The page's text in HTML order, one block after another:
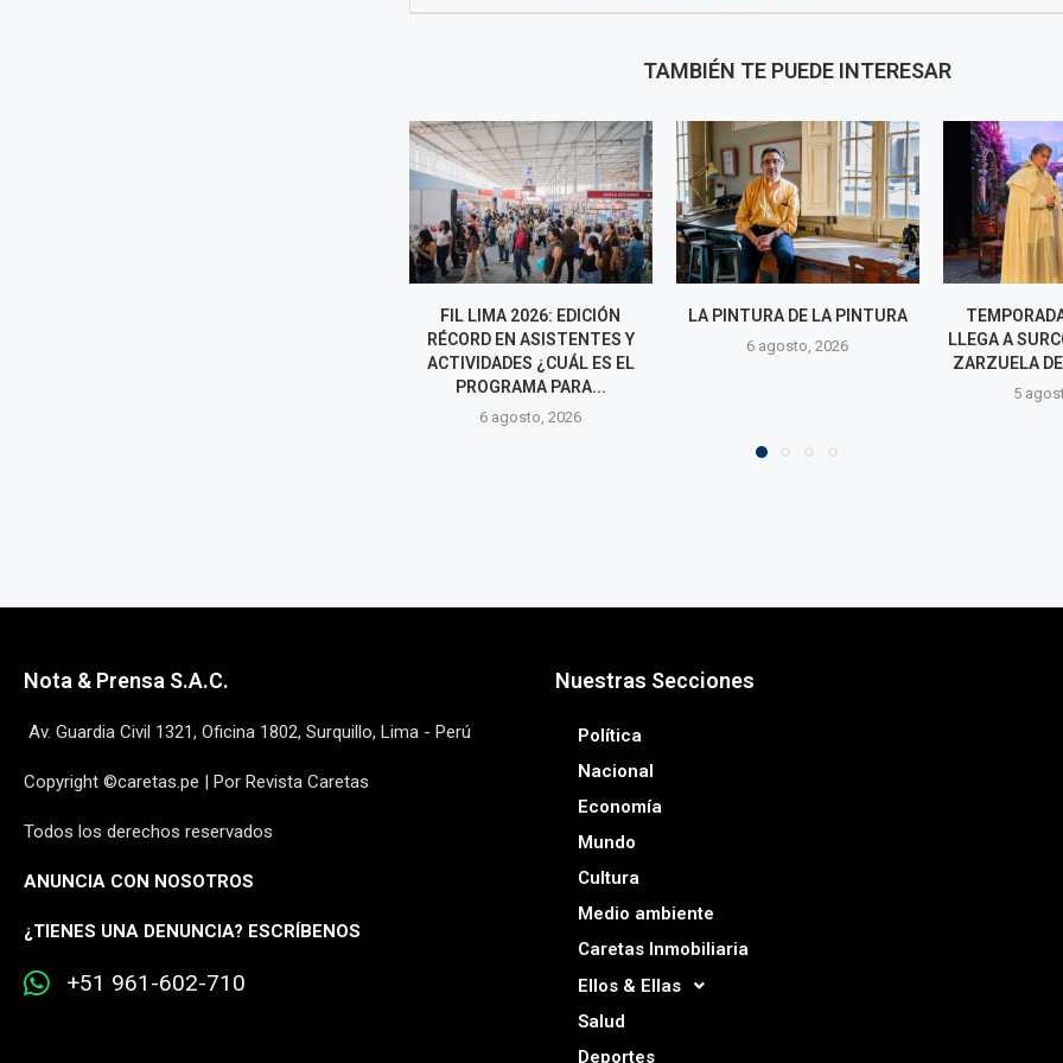
TAMBIÉN TE PUEDE INTERESAR
LA PINTURA DE LA PINTURA
6 agosto, 2026
TEMPORADA LÍRICA 2026
LLEGA A SURCO CON ÓPERA Y
LOS
NADER
UNA NUEVA
LA
Nota & Prensa S.A.C.
Av. Guardia Civil 1321, Oficina 1802, Surquillo, Lima - Perú
Copyright ©caretas.pe | Por Revista Caretas
Todos los derechos reservados
ANUNCIA CON NOSOTROS
¿TIENES UNA DENUNCIA? ESCRÍBENOS
+51 961-602-710
Nuestras Secciones
Política
Nacional
Economía
Mundo
Cultura
Medio ambiente
Caretas Inmobiliaria
Ellos & Ellas
Salud
Deportes